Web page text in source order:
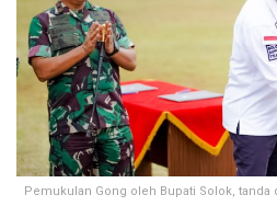
Pemukulan Gong oleh Bupati Solok, tanda